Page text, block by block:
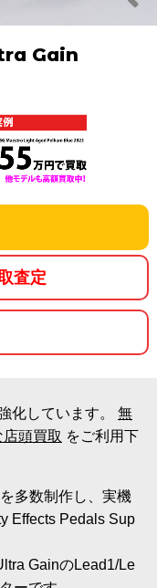
Gain
査定
化しています。 無
頭買取 をご利用下
多数制作し、実機
Effects Pedals Sup
GainのLead1/Le